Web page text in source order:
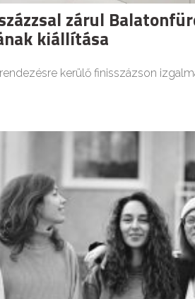
zárul
kiállítása
kerülő finisszázson